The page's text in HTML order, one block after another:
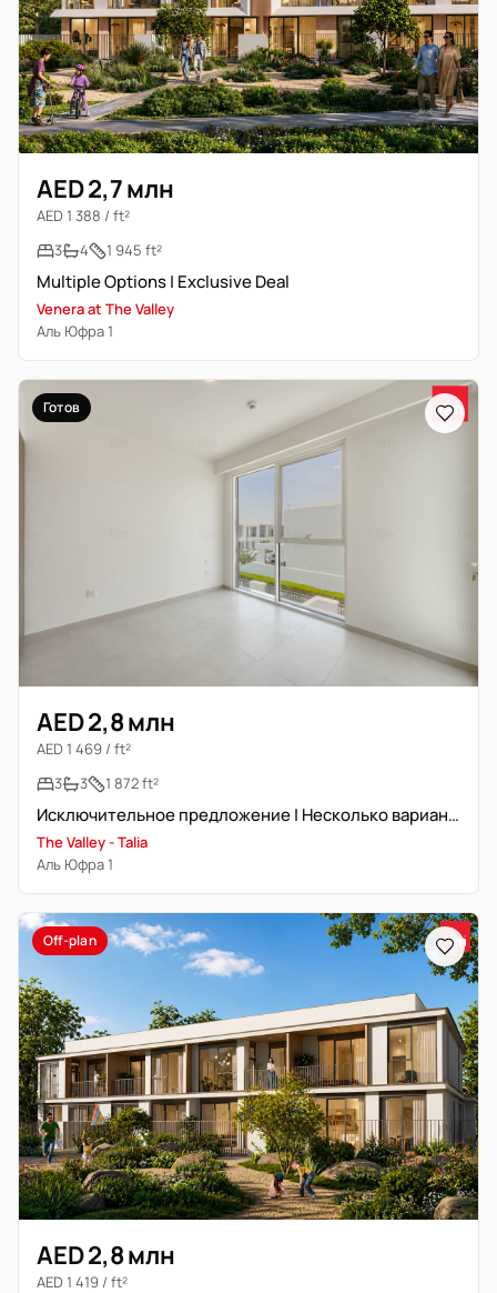
AED 2,7 млн
AED 1 388 / ft²
3
4 1 945 ft²
Multiple Options | Exclusive Deal
Venera at The Valley
Аль Юфра 1
Готов
AED 2,8 млн
AED 1 469 / ft²
3
3 1 872 ft²
Исключительное предложение | Несколько вариантов
The Valley - Talia
Аль Юфра 1
Off-plan
AED 2,8 млн
AED 1 419 / ft²